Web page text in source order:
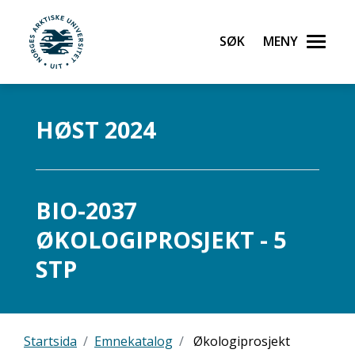
UiT Norges arktiske universitet
Søk Meny
HØST 2024
BIO-2037
ØKOLOGIPROSJEKT - 5
STP
Startsida Emnekatalog Økologiprosjekt